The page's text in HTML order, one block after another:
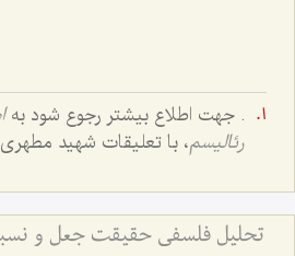
. جهت اطلاع بیشتر رجوع شود به
رئالیسم، با تعلیقات شهید مطهری، ج 3،